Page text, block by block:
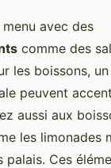
avec des
comme des
les boissons,
peuvent
aussi aux
les limonades
palais. Ces